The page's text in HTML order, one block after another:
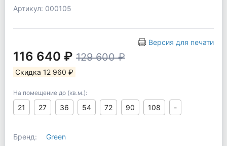
Артикул: 000105
Версия для печати
116 640 ₽ 129 600 ₽
Скидка 12 960 ₽
На помещение до (кв.м.):
21 27 36 54 72 90 108 -
Бренд:
Green